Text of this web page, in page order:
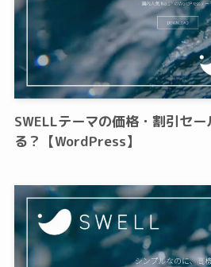
SWELLテーマの価格・割引セ
る？【WordPress】